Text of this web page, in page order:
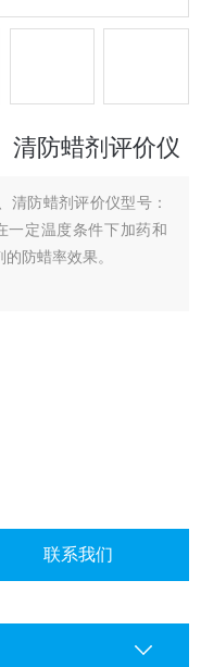
清防蜡剂评价仪
清防蜡剂评价仪型号：
一定温度条件下加药和
防蜡率效果。
联系我们